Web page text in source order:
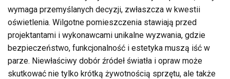
wymaga przemyślanych decyzji, zwłaszcza w kwestii
oświetlenia. Wilgotne pomieszczenia stawiają przed
projektantami i wykonawcami unikalne wyzwania, gdzie
bezpieczeństwo, funkcjonalność i estetyka muszą iść w
parze. Niewłaściwy dobór źródeł światła i opraw może
skutkować nie tylko krótką żywotnością sprzętu, ale także